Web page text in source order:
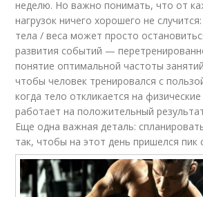
неделю. Но важно понимать, что от
нагрузок ничего хорошего не
тела / веса может просто
развития событий —
понятие оптимальной частоты
чтобы человек тренировался с
когда тело откликается на физические
работает на положительный
Еще одна важная деталь:
так, чтобы на этот день пришелся пик